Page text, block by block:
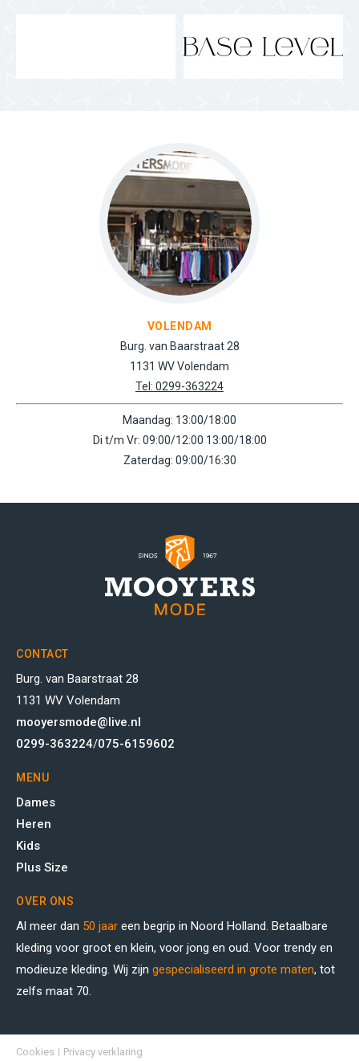
VOLENDAM
Burg. van Baarstraat 28
1131 WV Volendam
Tel: 0299-363224
Maandag: 13:00/18:00
Di t/m Vr: 09:00/12:00 13:00/18:00
Zaterdag: 09:00/16:30
CONTACT
Burg. van Baarstraat 28
1131 WV Volendam
mooyersmode@live.nl
0299-363224/075-6159602
MENU
Dames
Heren
Kids
Plus Size
OVER ONS
Al meer dan 50 jaar een begrip in Noord Holland. Betaalbare
kleding voor groot en klein, voor jong en oud. Voor trendy en
modieuze kleding. Wij zijn gespecialiseerd in grote maten, tot
zelfs maat 70.
Cookies Privacy verklaring